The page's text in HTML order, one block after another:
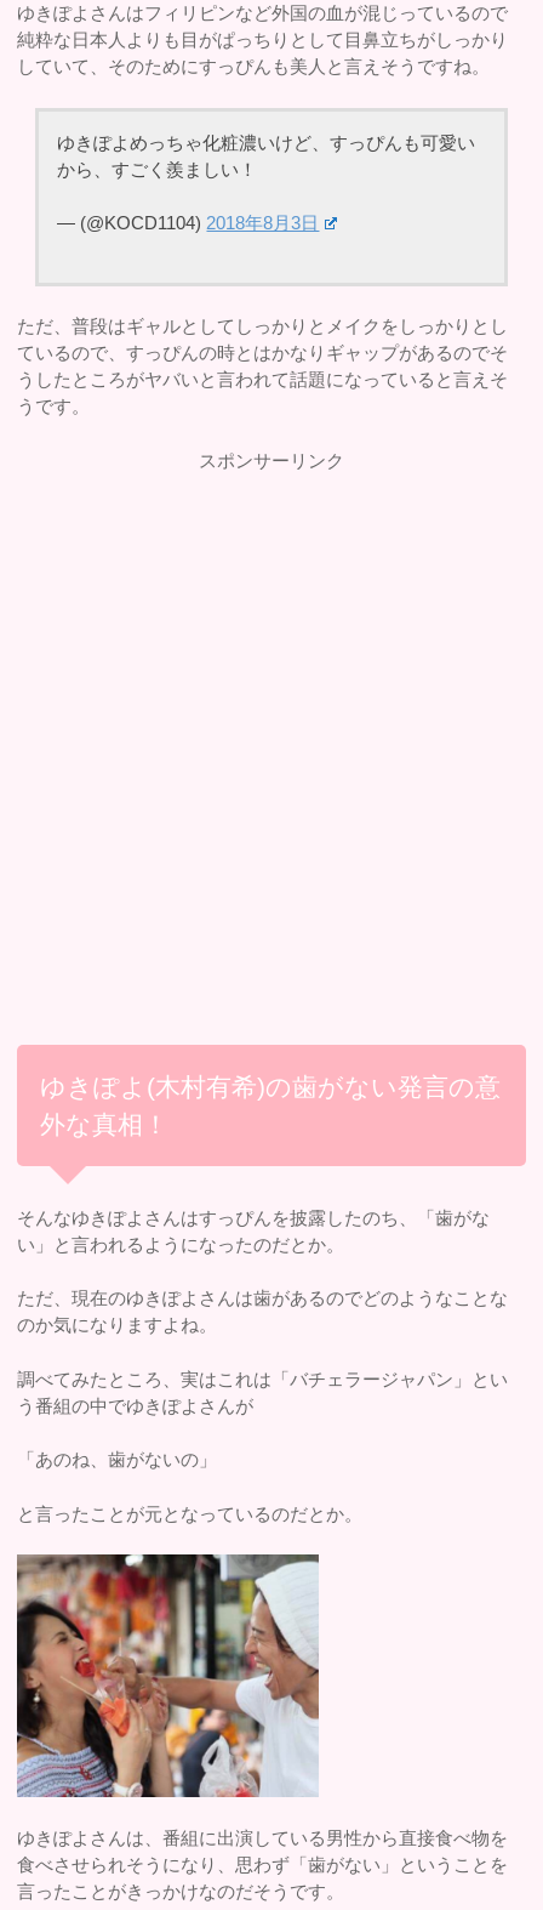
ゆきぽよさんはフィリピンなど外国の血が混じっているので
純粋な日本人よりも目がぱっちりとして目鼻立ちがしっかり
していて、そのためにすっぴんも美人と言えそうですね。
ゆきぽよめっちゃ化粧濃いけど、すっぴんも可愛い
から、すごく羨ましい！
— (@KOCD1104) 2018年8月3日
ただ、普段はギャルとしてしっかりとメイクをしっかりとし
ているので、すっぴんの時とはかなりギャップがあるのでそ
うしたところがヤバいと言われて話題になっていると言えそ
うです。
スポンサーリンク
ゆきぽよ(木村有希)の歯がない発言の意
外な真相！
そんなゆきぽよさんはすっぴんを披露したのち、「歯がな
い」と言われるようになったのだとか。
ただ、現在のゆきぽよさんは歯があるのでどのようなことな
のか気になりますよね。
調べてみたところ、実はこれは「バチェラージャパン」とい
う番組の中でゆきぽよさんが
「あのね、歯がないの」
と言ったことが元となっているのだとか。
ゆきぽよさんは、番組に出演している男性から直接食べ物を
食べさせられそうになり、思わず「歯がない」ということを
言ったことがきっかけなのだそうです。